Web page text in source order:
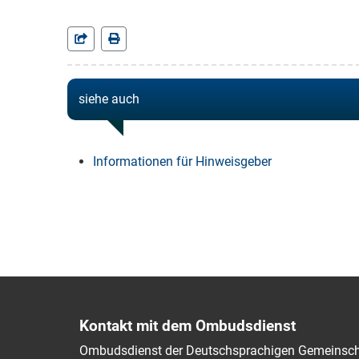
siehe auch
Informationen für Hinweisgeber
Kontakt mit dem Ombudsdienst
Ombudsdienst der Deutschsprachigen